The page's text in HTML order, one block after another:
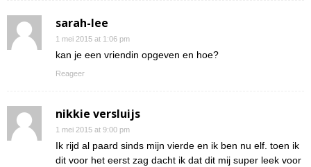
sarah-lee
1 mei 2015 at 1:06 pm
kan je een vriendin opgeven en hoe?
Reageer
nikkie versluijs
1 mei 2015 at 9:00 pm
Ik rijd al paard sinds mijn vierde en ik ben nu elf. toen ik
dit voor het eerst zag dacht ik dat dit mij super leek voor